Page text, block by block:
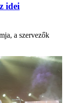
idei
a szervezők